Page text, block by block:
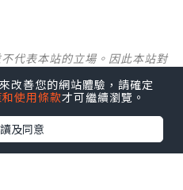
代表本站的立場。因此本站對
群創作有價企劃》
善您的網站體驗，請確定
使用條款才可繼續瀏覽。
及同意